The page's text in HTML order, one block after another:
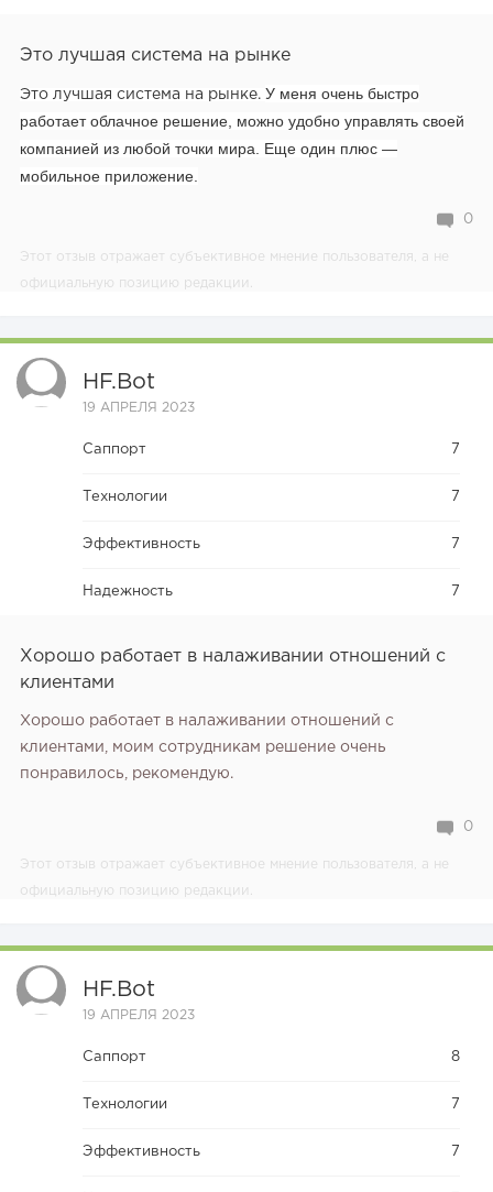
Это лучшая система на рынке
Это лучшая система на рынке. У меня очень быстро
работает облачное решение, можно удобно управлять своей
компанией из любой точки мира. Еще один плюс —
мобильное приложение.
0
Этот отзыв отражает субъективное мнение пользователя, а не
официальную позицию редакции.
HF.bot
19 АПРЕЛЯ 2023
Саппорт 7
Технологии 7
Эффективность 7
Надежность 7
Хорошо работает в налаживании отношений с
клиентами
Хорошо работает в налаживании отношений с
клиентами, моим сотрудникам решение очень
понравилось, рекомендую.
0
Этот отзыв отражает субъективное мнение пользователя, а не
официальную позицию редакции.
HF.bot
19 АПРЕЛЯ 2023
Саппорт 8
Технологии 7
Эффективность 7